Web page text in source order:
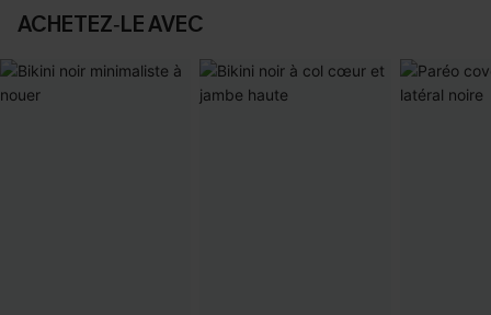
ACHETEZ‑LE AVEC